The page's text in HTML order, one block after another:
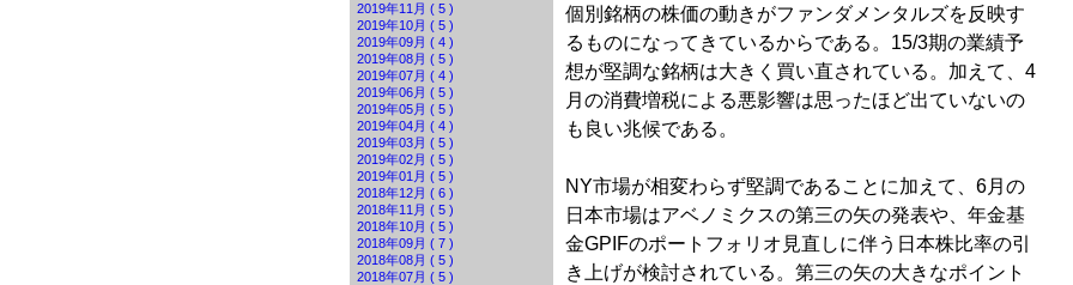
2019年11月 ( 5 )
2019年10月 ( 5 )
2019年09月 ( 4 )
2019年08月 ( 5 )
2019年07月 ( 4 )
2019年06月 ( 5 )
2019年05月 ( 5 )
2019年04月 ( 4 )
2019年03月 ( 5 )
2019年02月 ( 5 )
2019年01月 ( 5 )
2018年12月 ( 6 )
2018年11月 ( 5 )
2018年10月 ( 5 )
2018年09月 ( 7 )
2018年08月 ( 5 )
2018年07月 ( 5 )
個別銘柄の株価の動きがファンダメンタルズを反映す
るものになってきているからである。15/3期の業績予
想が堅調な銘柄は大きく買い直されている。加えて、4
月の消費増税による悪影響は思ったほど出ていないの
も良い兆候である。
NY市場が相変わらず堅調であることに加えて、6月の
日本市場はアベノミクスの第三の矢の発表や、年金基
金GPIFのポートフォリオ見直しに伴う日本株比率の引
き上げが検討されている。第三の矢の大きなポイント